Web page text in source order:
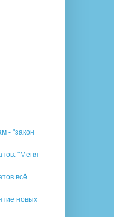
- "закон
"Меня
всё
новых